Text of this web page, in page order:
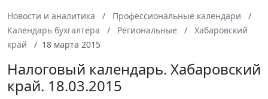
Новости и аналитика
Профессиональные календари
Календарь бухгалтера
Региональные
Хабаровский
край
18 марта 2015
Налоговый календарь. Хабаровский
край. 18.03.2015